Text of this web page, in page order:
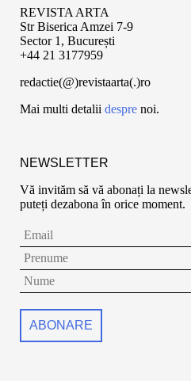
REVISTA ARTA
Str Biserica Amzei 7-9
Sector 1, București
+44 21 3177959
redactie(@)revistaarta(.)ro
Mai multi detalii despre noi.
NEWSLETTER
Vă invităm să vă abonați la
puteți dezabona în orice moment.